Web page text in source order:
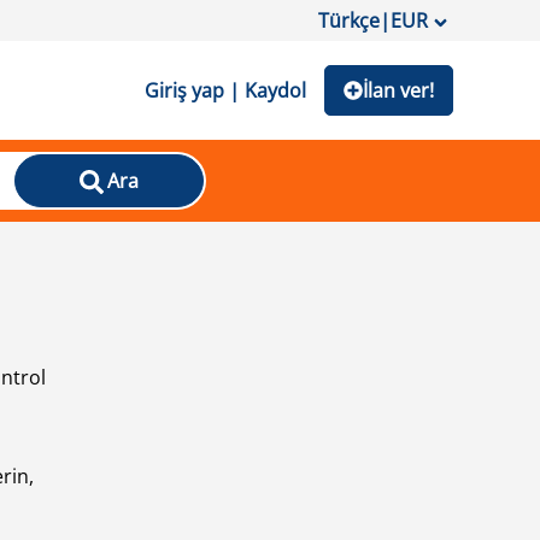
Türkçe|EUR
Giriş yap | Kaydol İlan ver!
Ara